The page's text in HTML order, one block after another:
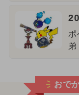
弟
おで